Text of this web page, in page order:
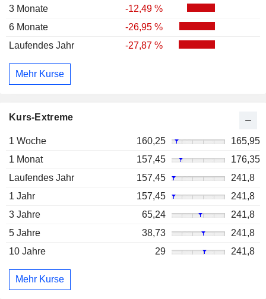
3 Monate
-12,49 %
6 Monate
-26,95 %
Laufendes Jahr
-27,87 %
Mehr Kurse
Kurs-Extreme
1 Woche 160,25
165,95
1 Monat
157,45
176,35
Laufendes Jahr
157,45
241,8
1 Jahr
157,45
241,8
3 Jahre
65,24
241,8
5 Jahre
38,73
241,8
10 Jahre
29 241,8
Mehr Kurse